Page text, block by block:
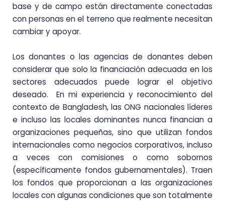
base y de campo están directamente conectadas
con personas en el terreno que realmente necesitan
cambiar y apoyar.
Los donantes o las agencias de donantes deben
considerar que solo la financiación adecuada en los
sectores adecuados puede lograr el objetivo
deseado. En mi experiencia y reconocimiento del
contexto de Bangladesh, las ONG nacionales líderes
e incluso las locales dominantes nunca financian a
organizaciones pequeñas, sino que utilizan fondos
internacionales como negocios corporativos, incluso
a veces con comisiones o como sobornos
(específicamente fondos gubernamentales). Traen
los fondos que proporcionan a las organizaciones
locales con algunas condiciones que son totalmente